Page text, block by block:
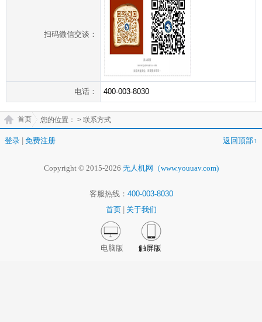
扫码微信交谈：
电话： 400-003-8030
您的位置：
首页 > 联系方式
登录 免费注册 返回顶部↑
Copyright © 2015-2026 无人机网（www.youuav.com)
客服热线： 400-003-8030
首页
关于我们
电脑版 触屏版